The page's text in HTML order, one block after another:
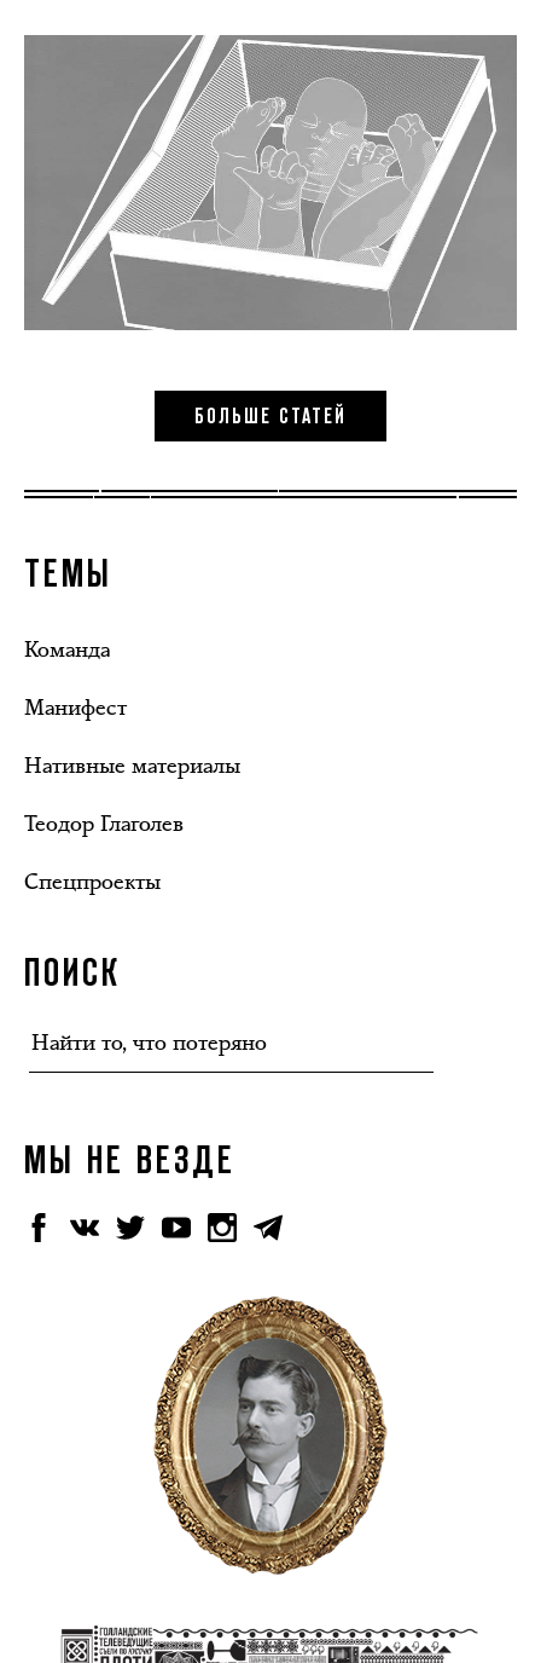
БОЛЬШЕ СТАТЕЙ
ТЕМЫ
Команда
Манифест
Нативные материалы
Теодор Глаголев
Спецпроекты
ПОИСК
МЫ НЕ ВЕЗДЕ